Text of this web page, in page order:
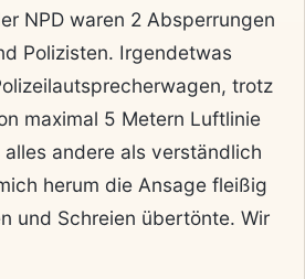
NPD waren 2 Absperrungen
Polizisten. Irgendetwas
trotz
maximal 5 Metern Luftlinie
andere als verständlich
herum die Ansage fleißig
und Schreien übertönte. Wir